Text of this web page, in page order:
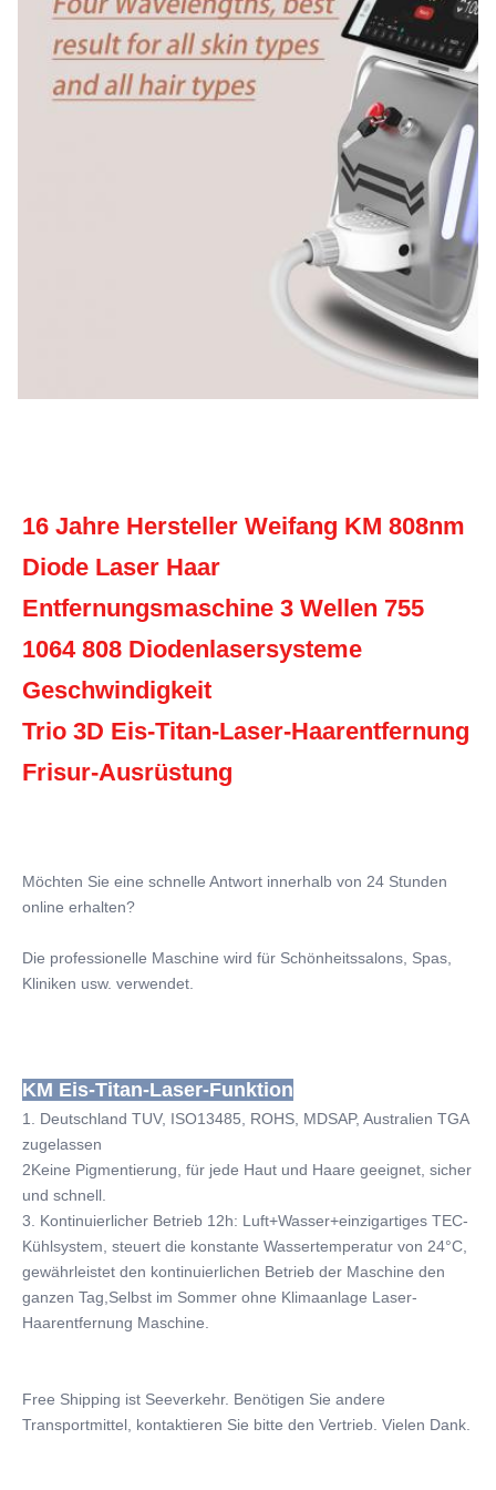
15 Zoll Farb-Touchscreen
OEM/ODM Service:
Ja, professionell.
Power Supplier:
kann das Logo des Kunden hinzugefügt werden
Benutzerhandbuch+DVD+Online-Schulung
16 Jahre Hersteller Weifang KM 808nm
Diode Laser Haar
Entfernungsmaschine 3 Wellen 755
1064 808 Diodenlasersysteme
Geschwindigkeit
Trio 3D Eis-Titan-Laser-Haarentfernung
Frisur-Ausrüstung
Möchten Sie eine schnelle Antwort innerhalb von 24 Stunden
online erhalten?
Die professionelle Maschine wird für Schönheitssalons, Spas,
Kliniken usw. verwendet.
KM Eis-Titan-Laser-Funktion
1. Deutschland TUV, ISO13485, ROHS, MDSAP, Australien TGA
zugelassen
2Keine Pigmentierung, für jede Haut und Haare geeignet, sicher
und schnell.
3. Kontinuierlicher Betrieb 12h: Luft+Wasser+einzigartiges TEC-
Kühlsystem, steuert die konstante Wassertemperatur von 24°C,
gewährleistet den kontinuierlichen Betrieb der Maschine den
ganzen Tag,Selbst im Sommer ohne Klimaanlage Laser-
Haarentfernung Maschine.
Free Shipping ist Seeverkehr. Benötigen Sie andere
Transportmittel, kontaktieren Sie bitte den Vertrieb. Vielen Dank.